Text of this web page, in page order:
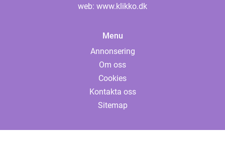
web: www.klikko.dk
Menu
Annonsering
Om oss
Cookies
Kontakta oss
Sitemap